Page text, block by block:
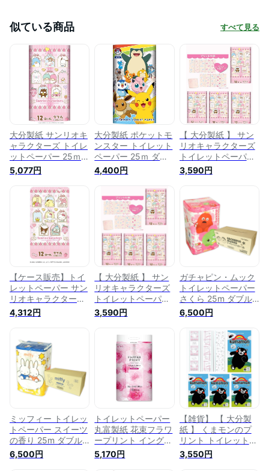
似ている商品 すべて見る
大分製紙 サンリオキ
ャラクターズ トイレ
ットペーパー 25ｍ
ダブル 12ロール×8
パック いちごの香り
5,077円
大分製紙 ポケットモ
ンスター トイレット
ペーパー 25ｍ ダブ
ル 12ロール×8パッ
ク
4,400円
【 大分製紙 】 サン
リオキャラクターズ
トイレットペーパー
香りつき トイレット
ロール ダブル(25m
3,590円
【ケース販売】トイ
レットペーパー サン
リオキャラクターズ
いちごの香り付き ダ
ブル 25m× 12ロール
(3110115)
4,312円
【 大分製紙 】 サン
リオキャラクターズ
トイレットペーパー
香りつき トイレット
ロール ダブル(25m
関東圏 送料無料
3,590円
ガチャピン・ムック
トイレットペーパー
さくら 25m ダブル
スイーツの香り 96
ロール（12ロール×8
パック）【丸富製
紙】【02609】
6,500円
ミッフィー トイレッ
トペーパー スイーツ
の香り 25m ダブル
96ロール（12ロール
×8パック）【丸富製
6,500円
トイレットペーパー
丸富製紙 花束フラワ
ープリント イングリ
ッシュローズの香り
ダブル25m 12ロール
5,170円
【雑貨】 【 大分製
紙 】 くまモンのプ
リント トイレットペ
ーパー ダブル 石け
んの香り 25m 12ロ
3,550円